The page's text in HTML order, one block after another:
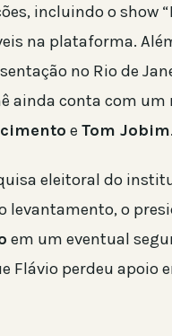
incluindo o show
na plataforma.
no Rio de
ainda conta com
e Tom Jobim.
eleitoral do
levantamento, o
em um eventual
Flávio perdeu apoio